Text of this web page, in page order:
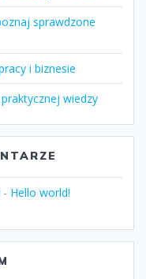
sprawdzone
i biznesie
wiedzy
- Hello world!